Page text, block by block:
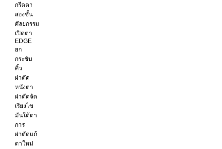
กรีดตา
สองชั้น
ศัลยกรรม
เปิดตา
EDGE
ยก
กระชับ
คิ้ว
ผ่าตัด
หนังตา
ผ่าตัดจัด
เรียงไข
มันใต้ตา
การ
ผ่าตัดแก้
ตาใหม่